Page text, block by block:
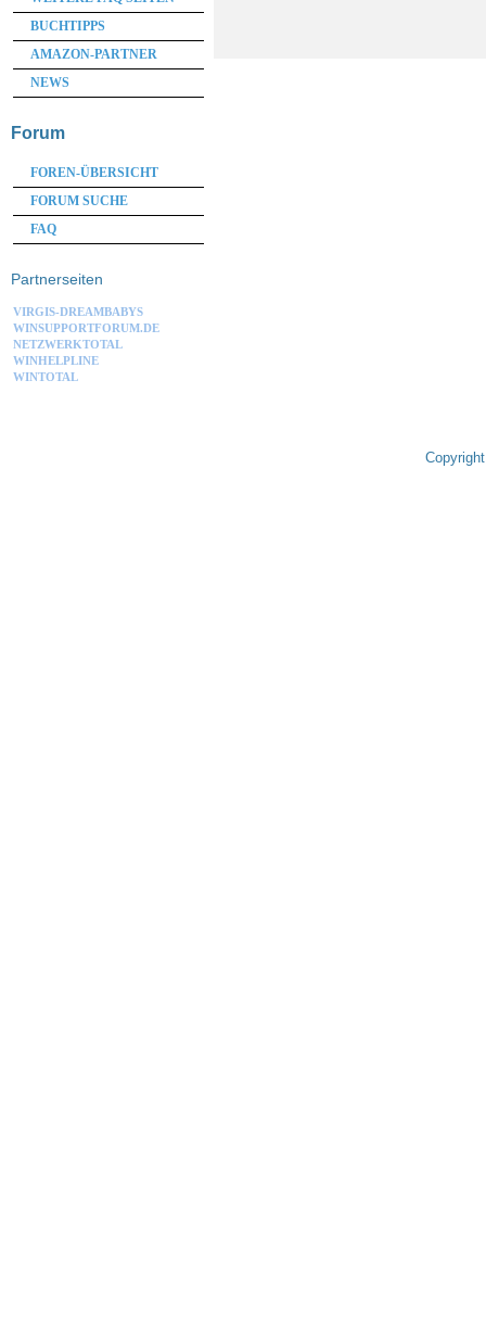
BUCHTIPPS
AMAZON-PARTNER
NEWS
Forum
FOREN-ÜBERSICHT
FORUM SUCHE
FAQ
Partnerseiten
VIRGIS-DREAMBABYS
WINSUPPORTFORUM.DE
NETZWERKTOTAL
WINHELPLINE
WINTOTAL